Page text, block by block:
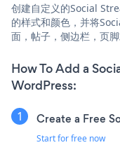
创建自定义的Social
的样式和颜色，并将
面，帖子，侧边栏，页
How To Add a
WordPress:
Create a Free
Start for free now